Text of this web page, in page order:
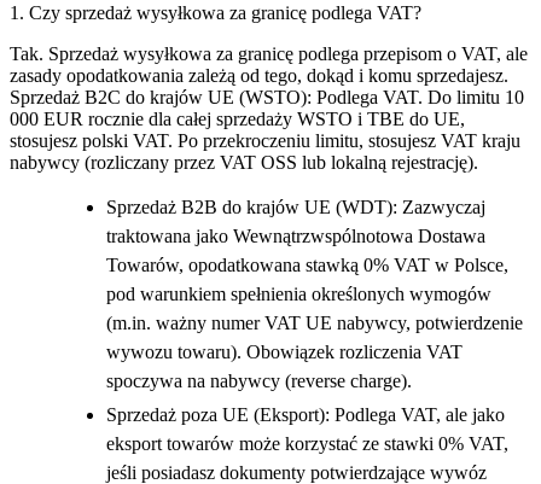
1. Czy sprzedaż wysyłkowa za granicę podlega VAT?
Tak. Sprzedaż wysyłkowa za granicę podlega przepisom o VAT, ale
zasady opodatkowania zależą od tego, dokąd i komu sprzedajesz.
Sprzedaż B2C do krajów UE (WSTO): Podlega VAT. Do limitu 10
000 EUR rocznie dla całej sprzedaży WSTO i TBE do UE,
stosujesz polski VAT. Po przekroczeniu limitu, stosujesz VAT kraju
nabywcy (rozliczany przez VAT OSS lub lokalną rejestrację).
Sprzedaż B2B do krajów UE (WDT): Zazwyczaj
traktowana jako Wewnątrzwspólnotowa Dostawa
Towarów, opodatkowana stawką 0% VAT w Polsce,
pod warunkiem spełnienia określonych wymogów
(m.in. ważny numer VAT UE nabywcy, potwierdzenie
wywozu towaru). Obowiązek rozliczenia VAT
spoczywa na nabywcy (reverse charge).
Sprzedaż poza UE (Eksport): Podlega VAT, ale jako
eksport towarów może korzystać ze stawki 0% VAT,
jeśli posiadasz dokumenty potwierdzające wywóz